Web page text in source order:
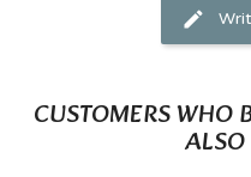
CUSTOMERS WHO